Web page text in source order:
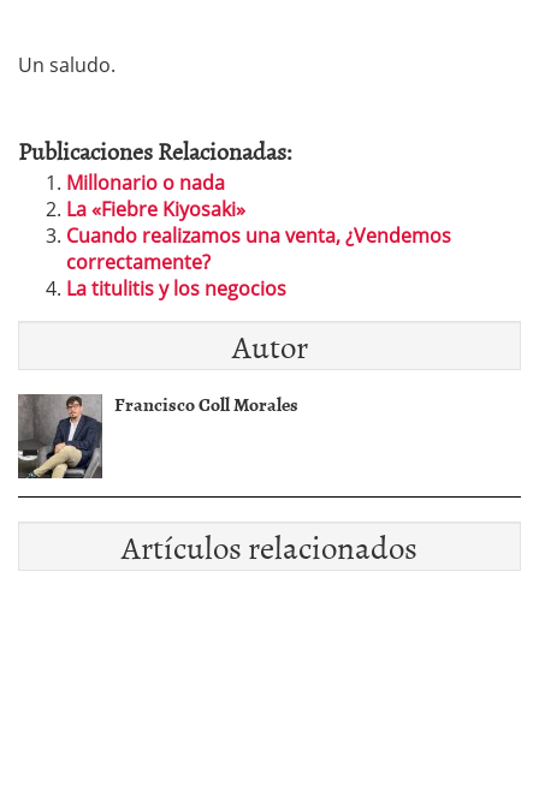
Un saludo.
Publicaciones Relacionadas:
Millonario o nada
La «Fiebre Kiyosaki»
Cuando realizamos una venta, ¿Vendemos
correctamente?
La titulitis y los negocios
Autor
Francisco Coll Morales
Artículos relacionados